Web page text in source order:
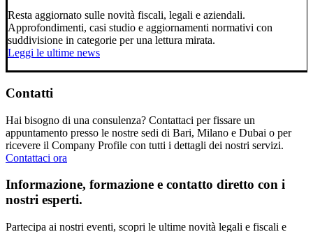
Resta aggiornato sulle novità fiscali, legali e aziendali.
Approfondimenti, casi studio e aggiornamenti normativi con
suddivisione in categorie per una lettura mirata.
Leggi le ultime news
Contatti
Hai bisogno di una consulenza? Contattaci per fissare un
appuntamento presso le nostre sedi di Bari, Milano e Dubai o per
ricevere il Company Profile con tutti i dettagli dei nostri servizi.
Contattaci ora
Informazione, formazione e contatto diretto con i
nostri esperti.
Partecipa ai nostri eventi, scopri le ultime novità legali e fiscali e